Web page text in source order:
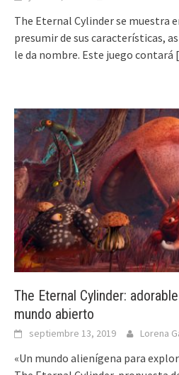
The Eternal Cylinder se muestra
presumir de sus características,
le da nombre. Este juego contará
The Eternal Cylinder:
mundo abierto
septiembre 13, 2019 Lorena
«Un mundo alienígena para